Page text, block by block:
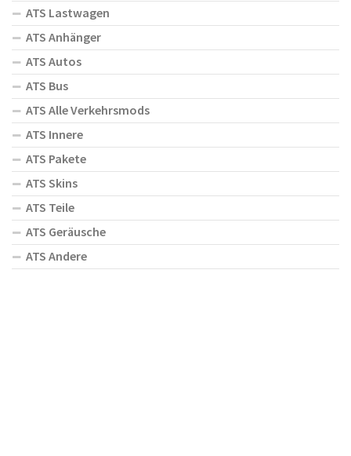
ATS Lastwagen
ATS Anhänger
ATS Autos
ATS Bus
ATS Alle Verkehrsmods
ATS Innere
ATS Pakete
ATS Skins
ATS Teile
ATS Geräusche
ATS Andere